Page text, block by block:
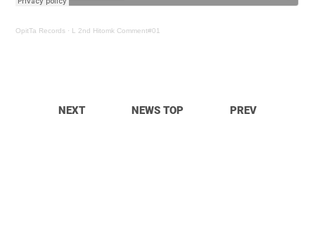
OpitTa Records · L 2nd Hitomk Comment#01
NEXT NEWS TOP PREV